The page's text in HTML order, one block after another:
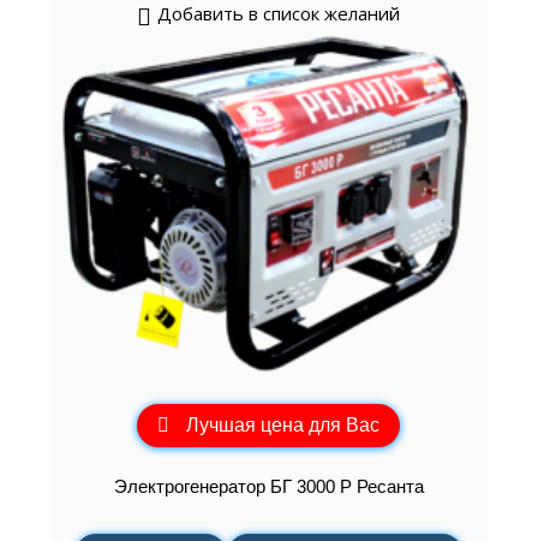
Добавить в список желаний
Лучшая цена для Вас
Электрогенератор БГ 3000 Р Ресанта